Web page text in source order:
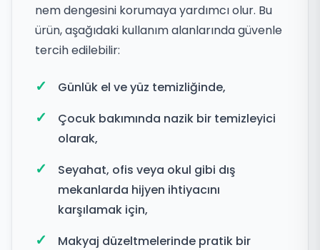
nem dengesini korumaya yardımcı olur. Bu
ürün, aşağıdaki kullanım alanlarında güvenle
tercih edilebilir:
Günlük el ve yüz temizliğinde,
Çocuk bakımında nazik bir temizleyici
olarak,
Seyahat, ofis veya okul gibi dış
mekanlarda hijyen ihtiyacını
karşılamak için,
Makyaj düzeltmelerinde pratik bir